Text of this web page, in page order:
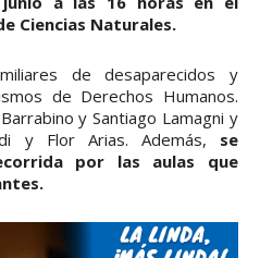
Ciencias Naturales.
de desaparecidos y
de Derechos Humanos.
y Santiago Lamagni y
y Flor Arias. Además, se
por las aulas que